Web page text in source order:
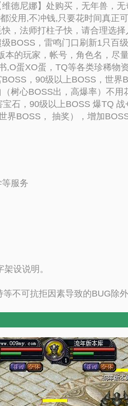
德尼娜】处购买，无年兽，
没用,不冲钱,只要花时间真正
，法师打柱子快，请合理选
BOSS，雷鸣门口刷新1只
本的玩家，帐号，角色名，尽
,O蛋XO蛋，TQ等各类珍稀物
，90级以上BOSS，世
树心BOSS出，高爆率）不用
石，90级以上BOSS 爆TQ
界BOSS， 抽奖），增加
服务
设说明。
不可抗拒因素导致的BUG除